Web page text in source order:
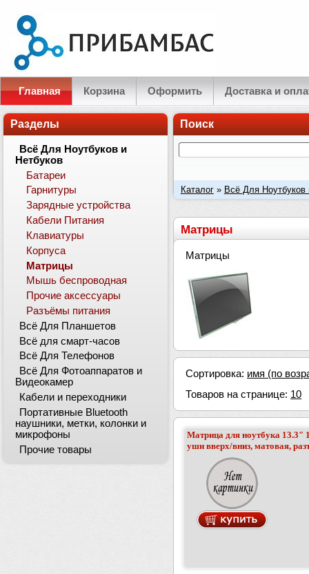
Главная Корзина Оформить Доставка и
Поиск
Каталог» Всё Для Ноутбуков
Матрицы
Матрицы
Сортировка: имя (по
Товаров на странице: 10
Матрица для ноутбука 13.3"
уши вверх/вниз, матовая,
Разделы
Всё Для Ноутбуков и
Нетбуков
Батареи
Гарнитуры
Зарядные устройства
Кабели Питания
Клавиатуры
Корпуса
Матрицы
Мышь беспроводная
Прочие аксессуары
Разъёмы питания
Всё Для Планшетов
Всё для смарт-часов
Всё Для Телефонов
Всё Для Фотоаппаратов и
Видеокамер
Кабели и переходники
Портативные Bluetooth
наушники, метки, колонки и
микрофоны
Прочие товары